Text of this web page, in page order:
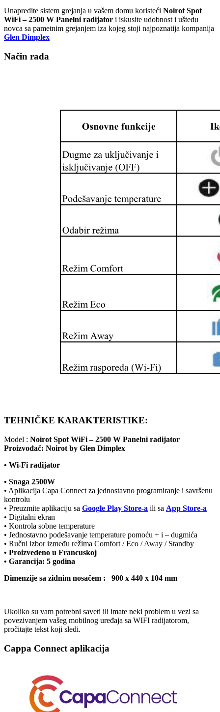
Unapredite sistem grejanja u vašem domu koristeći Noirot Spot
WiFi – 2500 W Panelni radijator i iskusite udobnost i uštedu
novca sa pametnim grejanjem iza kojeg stoji najpoznatija kompanija
Glen Dimplex
Način rada
TEHNIČKE KARAKTERISTIKE:
Model : Noirot Spot WiFi – 2500 W Panelni radijator
Proizvođač: Noirot by Glen Dimplex
• Wi-Fi radijator
• Snaga 2500W
• Aplikacija Capa Connect za jednostavno programiranje i savršenu
kontrolu
• Preuzmite aplikaciju sa Google Play Store-a ili sa App Store-a
• Digitalni ekran
• Kontrola sobne temperature
• Jednostavno podešavanje temperature pomoću + i – dugmića
• Ručni izbor između režima Comfort / Eco / Away / Standby
• Proizvedeno u Francuskoj
• Garancija: 5 godina
Dimenzije sa zidnim nosačem : 900 x 440 x 104 mm
Ukoliko su vam potrebni saveti ili imate neki problem u vezi sa
povezivanjem vašeg mobilnog uređaja sa WIFI radijatorom,
pročitajte tekst koji sledi.
Cappa Connect aplikacija